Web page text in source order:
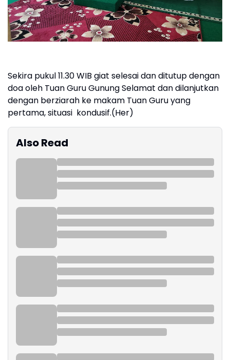
Sekira pukul 11.30 WIB giat selesai dan ditutup dengan
doa oleh Tuan Guru Gunung Selamat dan dilanjutkan
dengan berziarah ke makam Tuan Guru yang
pertama, situasi kondusif.(Her)
Also Read